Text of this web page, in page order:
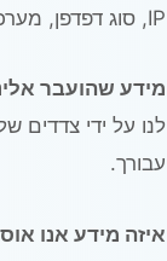
IP, סוג דפדפן, מערכת הפעלה, שפה ועוד.
מידע שהועבר
לנו על ידי צדדים
עבורך.
איזה מידע אנו